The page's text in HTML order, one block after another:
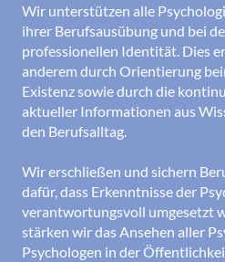
Wir unterstützen alle
ihrer Berufsausübung und bei
professionellen Identität. Dies
anderem durch Orientierung
Existenz sowie durch die
aktueller Informationen aus
den Berufsalltag.
Wir erschließen und sichern
dafür, dass Erkenntnisse der
verantwortungsvoll umgesetzt
stärken wir das Ansehen aller
Psychologen in der